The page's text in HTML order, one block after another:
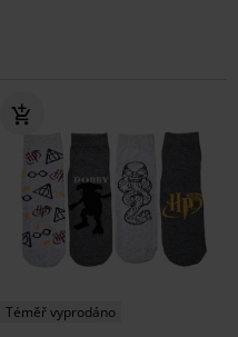
Téměř vyprodáno